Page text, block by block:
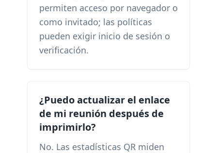
permiten acceso por navegador o
como invitado; las políticas
pueden exigir inicio de sesión o
verificación.
¿Puedo actualizar el enlace
de mi reunión después de
imprimirlo?
No. Las estadísticas QR miden